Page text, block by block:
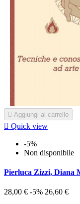
 Aggiungi al carrello
 Quick view
-5%
Non disponibile
Pierluca Zizzi, Diana
28,00 € -5% 26,60 €